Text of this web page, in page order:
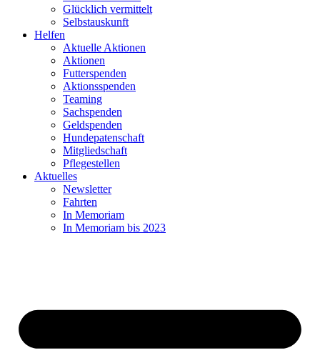
Glücklich vermittelt
Selbstauskunft
Helfen
Aktuelle Aktionen
Aktionen
Futterspenden
Aktionsspenden
Teaming
Sachspenden
Geldspenden
Hundepatenschaft
Mitgliedschaft
Pflegestellen
Aktuelles
Newsletter
Fahrten
In Memoriam
In Memoriam bis 2023